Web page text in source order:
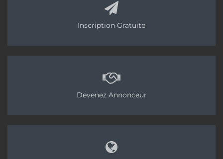
Avant de se lancer dans l’arène, il faut donc bien
un CRM ou de partir sur un ERP. Et trouver un
secteur. Il faut aussi intégrer le fait que la migration
des données au moment de l’acquisition d’un ERP
ou d’un CRM est chronophage.
Inscription Gratuite
Devenez Annonceur